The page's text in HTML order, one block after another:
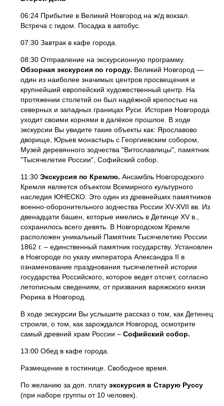
06:24 Прибытие в Великий Новгород на ж/д вокзал.
Встреча с гидом. Посадка в автобус.
07:30 Завтрак в кафе города.
08:30 Отправление на экскурсионную программу.
Обзорная экскурсия по городу. Великий Новгород —
один из наиболее значимых центров просвещения и
крупнейший европейский художественный центр. На
протяжении столетий он был надёжной крепостью на
северных и западных границах Руси. История Новгорода
уходит своими корнями в далёкое прошлое. В ходе
экскурсии Вы увидите такие объекты как: Ярославово
дворище, Юрьев монастырь с Георгиевским собором,
Музей деревянного зодчества "Витославлицы", памятник
"Тысячелетие России", Софийский собор.
11:30 Экскурсия по Кремлю. Ансамбль Новгородского
Кремля является объектом Всемирного культурного
наследия ЮНЕСКО. Это один из древнейших памятников
военно-оборонительного зодчества России XV-XVII вв. Из
двенадцати башен, которые имелись в Детинце XV в.,
сохранилось всего девять. В Новгородском Кремле
расположен уникальный Памятник Тысячелетию России
1862 г. – единственный памятник государству. Установлен
в Новгороде по указу императора Александра II в
ознаменование празднования тысячелетней истории
государства Российского, которое ведет отсчет, согласно
летописным сведениям, от призвания варяжского князя
Рюрика в Новгород.
В ходе экскурсии Вы услышите рассказ о том, как Детинец
строили, о том, как зарождался Новгород, осмотрите
самый древний храм России – Софийский собор.
13:00 Обед в кафе города.
Размещение в гостинице. Свободное время.
По желанию за доп. плату экскурсия в Старую Руссу
(при наборе группы от 10 человек).